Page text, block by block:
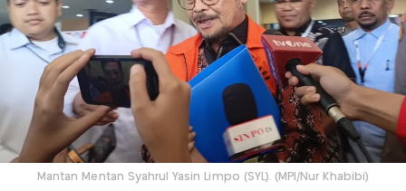
Mantan Mentan Syahrul Yasin Limpo (SYL). (MPI/Nur Khabibi)